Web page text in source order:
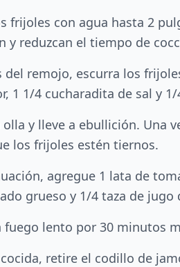
frijoles con agua hasta 2
y reduzcan el tiempo de
del remojo, escurra los
1 1/4 cucharadita de sal y
olla y lleve a ebullición. Una
los frijoles estén tiernos.
agregue 1 lata de
grueso y 1/4 taza de
fuego lento por 30 minutos
cocida, retire el codillo de